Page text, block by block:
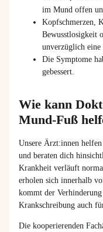
im Mund offen
Kopfschmerzen,
Bewusstlosigkeit
unverzüglich eine
Die Symptome
gebessert.
Wie kann
Mund-Fuß
Unsere Ärzt:innen helfen
und beraten dich
Krankheit verläuft
erholen sich innerhalb
kommt der
Krankschreibung auch
Die kooperierenden